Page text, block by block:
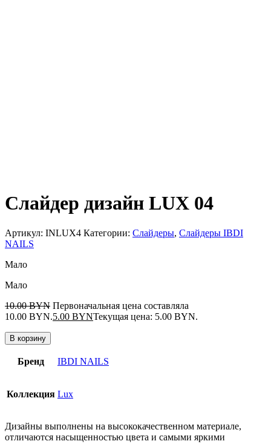
Слайдер дизайн LUX 04
Артикул: INLUX4 Категории: Слайдеры, Слайдеры IBDI
NAILS
Мало
Мало
10.00BYN Первоначальная цена составляла
10.00 BYN.5.00 BYNТекущая цена: 5.00 BYN.
В корзину
Бренд IBDI NAILS
Коллекция Lux
Дизайны выполнены на высококачественном материале,
отличаются насыщенностью цвета и самыми яркими